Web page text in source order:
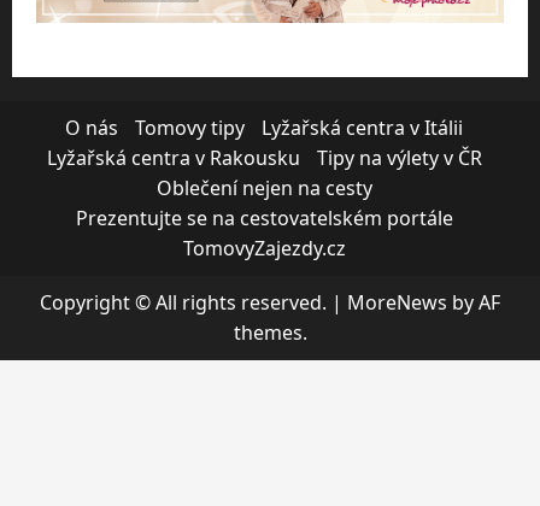
O nás Tomovy tipy
Lyžařská centra v Itálii
Lyžařská centra v Rakousku
Tipy na výlety v ČR
Oblečení nejen na cesty
Prezentujte se na cestovatelském portále
TomovyZajezdy.cz
Copyright © All rights reserved. | MoreNews by AF
themes.